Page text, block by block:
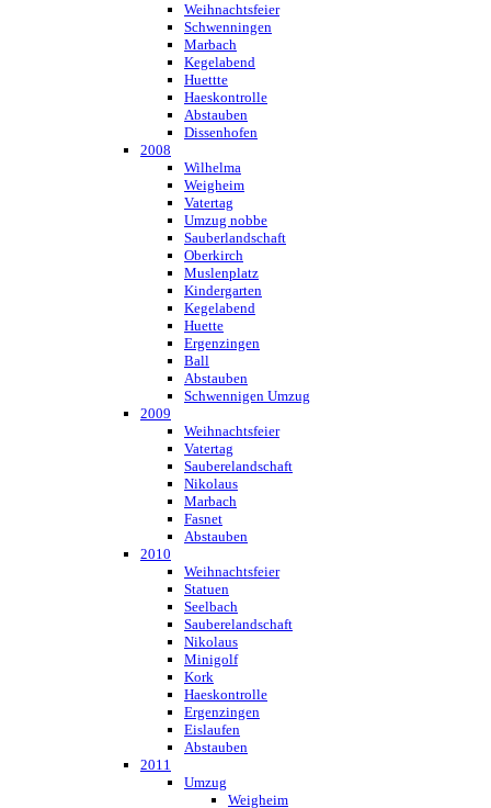
Weihnachtsfeier
Schwenningen
Marbach
Kegelabend
Huettte
Haeskontrolle
Abstauben
Dissenhofen
2008
Wilhelma
Weigheim
Vatertag
Umzug nobbe
Sauberlandschaft
Oberkirch
Muslenplatz
Kindergarten
Kegelabend
Huette
Ergenzingen
Ball
Abstauben
Schwennigen Umzug
2009
Weihnachtsfeier
Vatertag
Sauberelandschaft
Nikolaus
Marbach
Fasnet
Abstauben
2010
Weihnachtsfeier
Statuen
Seelbach
Sauberelandschaft
Nikolaus
Minigolf
Kork
Haeskontrolle
Ergenzingen
Eislaufen
Abstauben
2011
Umzug
Weigheim